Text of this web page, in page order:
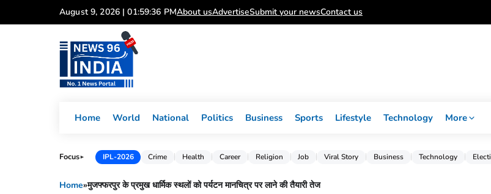
to
August 9, 2026 | 01:59:36 PMAbout usAdvertiseSubmit your newsContact us
Home World National Politics Business Sports Lifestyle Technology More
Focus► IPL-2026 Crime Health Career Religion Job Viral Story Business Technology
Home»मुजफ्फरपुर के प्रमुख धार्मिक स्थलों को पर्यटन मानचित्र पर लाने की तैयारी तेज